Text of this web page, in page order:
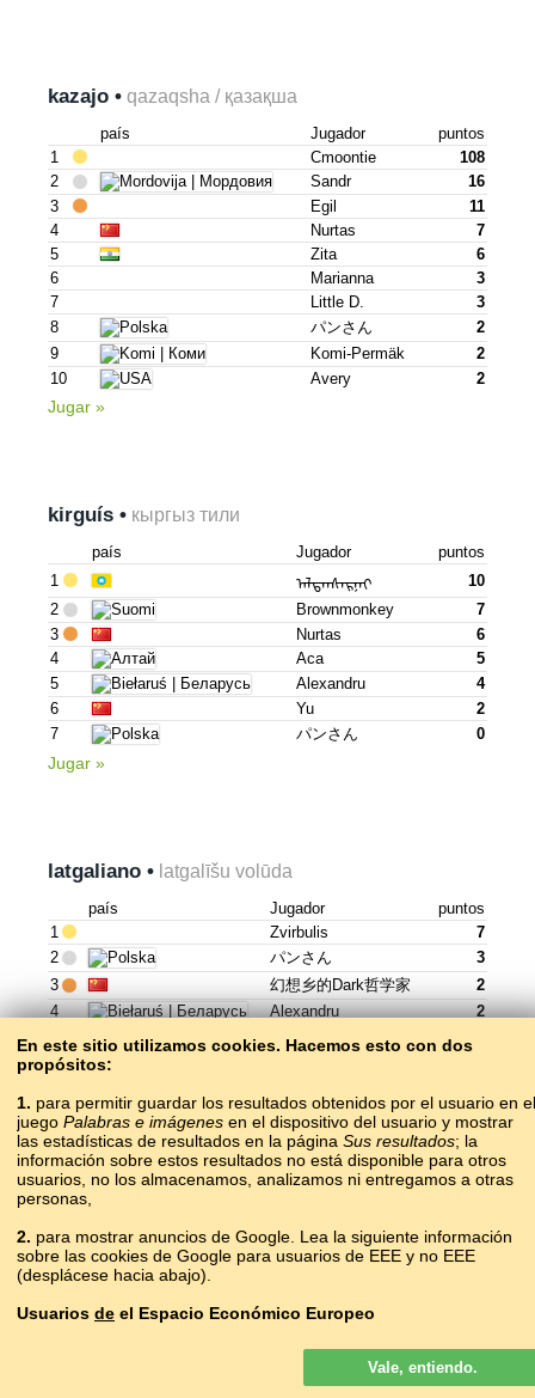
kazajo • qazaqsha / қазақша
país Jugador
puntos
1
Cmoontie
108
2
Sandr
16
3
Egil
11
4
Nurtas
7
5
Zita
6
6
Marianna
3
7
Little D.
3
8
パンさん
2
9
Komi-Permäk
2
10
Avery 2
Jugar »
kirguís • кыргыз тили
país Jugador
puntos
1
ᠠᠯᠲᠠᠨᠰᠠᠷᠨᠠᠢ
10
2
Brownmonkey
7
3
Nurtas
6
4
Аса
5
5
Alexandru
4
6
Yu
2
7
パンさん 0
Jugar »
latgaliano • latgalīšu volūda
país Jugador
puntos
1
Zvirbulis
7
2
パンさん
3
3
幻想乡的dark哲学家
2
4
Alexandru
2
Мамунда
6
letón •
país Jugador
puntos
1
Lučik
1529
2
3
Viktors
Irīna
288
Kira
234
En este sitio utilizamos cookies. Hacemos esto con dos
propósitos:
1. para permitir guardar los resultados obtenidos por el usuario en el
juego Palabras e imágenes en el dispositivo del usuario y mostrar
las estadísticas de resultados en la página Sus resultados; la
información sobre estos resultados no está disponible para otros
usuarios, no los almacenamos, analizamos ni entregamos a otras
personas,
2. para mostrar anuncios de Google. Lea la siguiente información
sobre las cookies de Google para usuarios de EEE y no EEE
(desplácese hacia abajo).
Usuarios de el Espacio Económico Europeo
Los anuncios de Google que se muestran en nuestro sitio para los
son personalizados. Si bien estos anuncios no
usan cookies para la personalización de los anuncios, sí lo hacen
Vale, entiendo.